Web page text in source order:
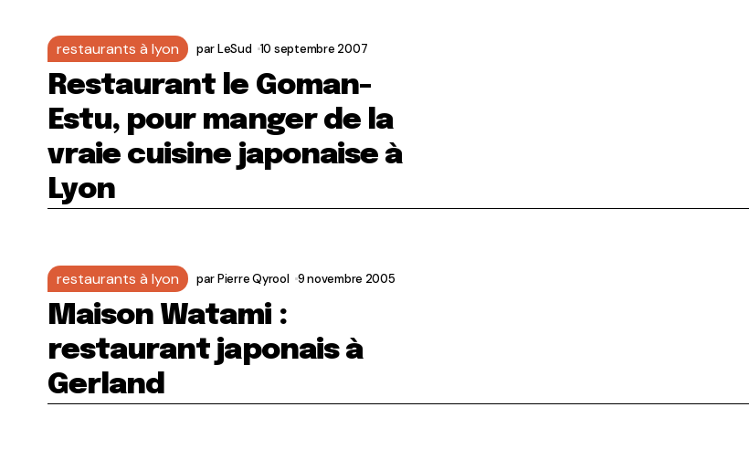
restaurants à lyon parLeSud 10 septembre 2007
Restaurant le Goman-
Estu, pour manger de la
vraie cuisine japonaise à
Lyon
restaurants à lyon parPierre Qyrool 9 novembre 2005
Maison Watami :
restaurant japonais à
Gerland